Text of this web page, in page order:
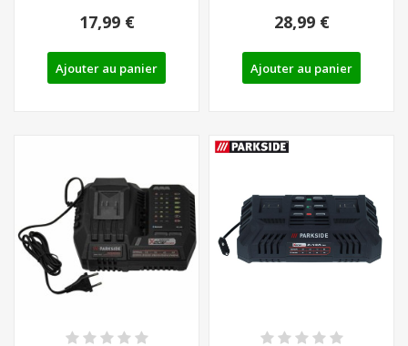
17,99 €
Ajouter au panier
28,99 €
Ajouter au panier